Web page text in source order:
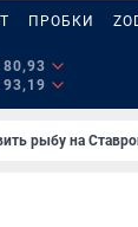
ПРОБКИ
80,93
93,19
рыбу на